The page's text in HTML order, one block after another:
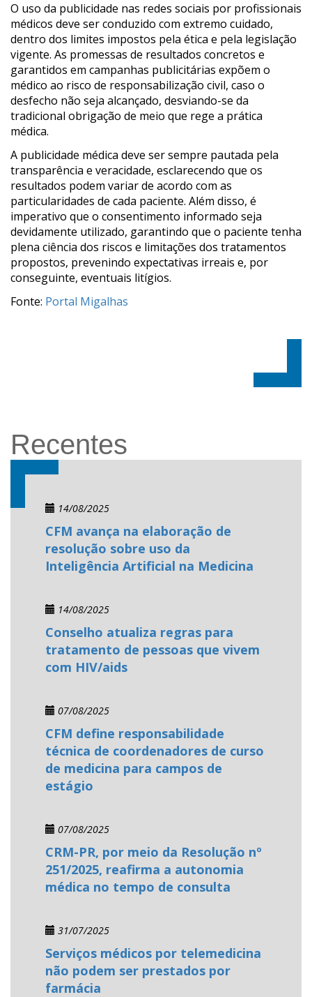
O uso da publicidade nas redes sociais por profissionais
médicos deve ser conduzido com extremo cuidado,
dentro dos limites impostos pela ética e pela legislação
vigente. As promessas de resultados concretos e
garantidos em campanhas publicitárias expõem o
médico ao risco de responsabilização civil, caso o
desfecho não seja alcançado, desviando-se da
tradicional obrigação de meio que rege a prática
médica.
A publicidade médica deve ser sempre pautada pela
transparência e veracidade, esclarecendo que os
resultados podem variar de acordo com as
particularidades de cada paciente. Além disso, é
imperativo que o consentimento informado seja
devidamente utilizado, garantindo que o paciente tenha
plena ciência dos riscos e limitações dos tratamentos
propostos, prevenindo expectativas irreais e, por
conseguinte, eventuais litígios.
Fonte: Portal Migalhas
Recentes
14/08/2025
CFM avança na elaboração de
resolução sobre uso da
Inteligência Artificial na Medicina
14/08/2025
Conselho atualiza regras para
tratamento de pessoas que vivem
com HIV/aids
07/08/2025
CFM define responsabilidade
técnica de coordenadores de curso
de medicina para campos de
estágio
07/08/2025
CRM-PR, por meio da Resolução nº
251/2025, reafirma a autonomia
médica no tempo de consulta
31/07/2025
Serviços médicos por telemedicina
não podem ser prestados por
farmácia